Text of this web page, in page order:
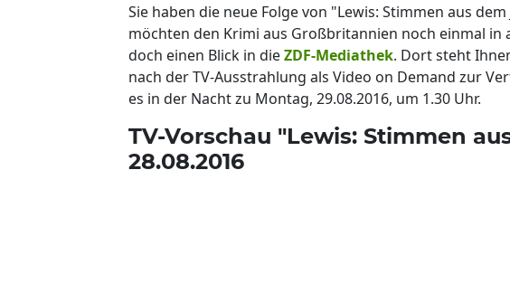
Sie haben die neue Folge von "Lewis: Stimmen aus
möchten den Krimi aus Großbritannien noch einmal in
doch einen Blick in dieZDF-Mediathek. Dort steht
nach der TV-Ausstrahlung als Video on Demand zur
es in der Nacht zu Montag, 29.08.2016, um 1.30 Uhr.
TV-Vorschau "Lewis: Stimmen
28.08.2016